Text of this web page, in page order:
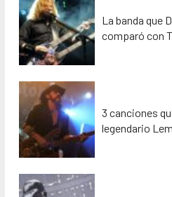
La banda que
comparó con
3 canciones
legendario